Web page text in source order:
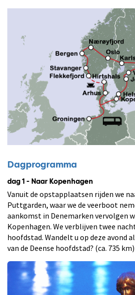
Dagprogramma
dag 1 - Naar Kopenhagen
Vanuit de opstapplaatsen rijden we
Puttgarden, waar we de veerboot
aankomst in Denemarken vervolgen
Kopenhagen. We verblijven twee
hoofdstad. Wandelt u op deze avond
van de Deense hoofdstad? (ca. 735 km)